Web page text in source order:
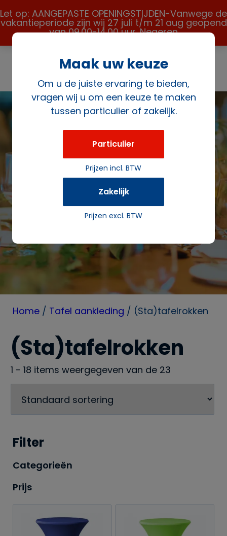
Let op: AANGEPASTE OPENINGSTIJDEN-Vanwege de
vakantieperiode zijn wij 27 juli t/m 21 aug geopend
van 09.00-14.00 uur.Negeren
Bekijk hier alle
artikelen
Terug naar de winkel
Home / Tafel aankleding / (Sta)tafelrokken
(Sta)tafelrokken
1 - 18 items weergegeven van de 23
Filter
Categorieën
Prijs
Maak uw keuze
Om u de juiste ervaring te bieden,
vragen wij u om een keuze te maken
tussen particulier of zakelijk.
Particulier
Prijzen incl. BTW
Zakelijk
Prijzen excl. BTW